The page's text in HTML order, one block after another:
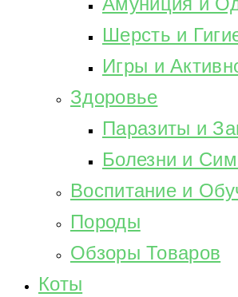
Шерсть и
Игры и
Здоровье
Паразиты и
Болезни и
Воспитание и
Породы
Обзоры Товаров
Коты